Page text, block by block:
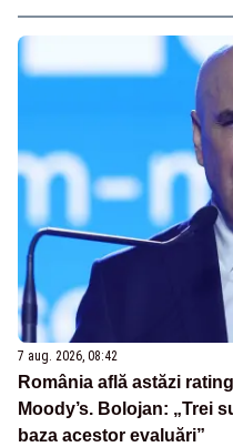
7 aug. 2026, 08:42
România află astăzi
Moody’s. Bolojan: „Trei
baza acestor evaluări”